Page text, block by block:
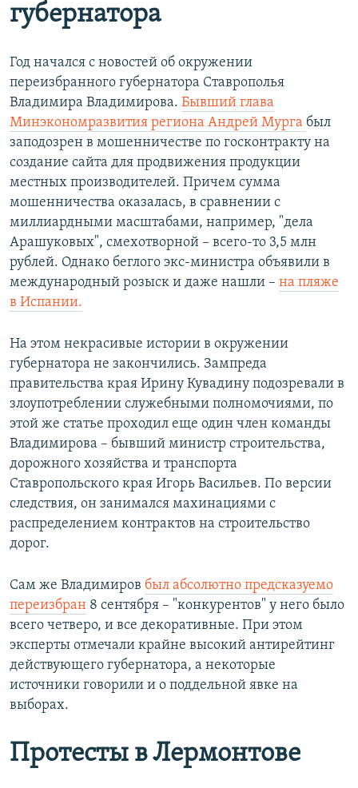
губернатора
Год начался с новостей об окружении
переизбранного губернатора Ставрополья
Владимира Владимирова. Бывший глава
Минэкономразвития региона Андрей Мурга был
заподозрен в мошенничестве по госконтракту на
создание сайта для продвижения продукции
местных производителей. Причем сумма
мошенничества оказалась, в сравнении с
миллиардными масштабами, например, "дела
Арашуковых", смехотворной – всего-то 3,5 млн
рублей. Однако беглого экс-министра объявили в
международный розыск и даже нашли – на пляже
в Испании.
На этом некрасивые истории в окружении
губернатора не закончились. Зампреда
правительства края Ирину Кувадину подозревали в
злоупотреблении служебными полномочиями, по
этой же статье проходил еще один член команды
Владимирова – бывший министр строительства,
дорожного хозяйства и транспорта
Ставропольского края Игорь Васильев. По версии
следствия, он занимался махинациями с
распределением контрактов на строительство
дорог.
Сам же Владимиров был абсолютно предсказуемо
переизбран 8 сентября – "конкурентов" у него было
всего четверо, и все декоративные. При этом
эксперты отмечали крайне высокий антирейтинг
действующего губернатора, а некоторые
источники говорили и о поддельной явке на
выборах.
Протесты в Лермонтове